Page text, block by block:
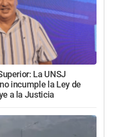
La UNSJ
incumple la Ley de
a la Justicia